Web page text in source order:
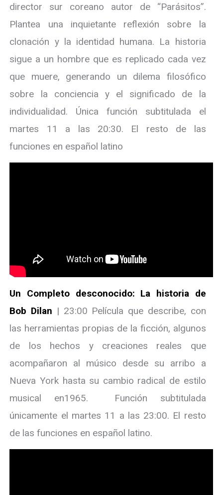
director sur coreano autor de “Parásitos”.
Plantea una inquietante reflexión sobre la
clonación y la identidad humana. La historia
sigue a un hombre que es replicado cada vez
que muere, generando un dilema filosófico
sobre la conciencia y el significado de la
individualidad. Única función subtitulada el
martes 11 a las 20:30. El resto de las
funciones en español latino
Un Completo desconocido: La historia de
Bob Dilan | 23:00 Película que describe, con
las herramientas propias de la ficción, algunos
de los hechos y creaciones reales que
acompañaron al músico desde su arribo a
Nueva York hasta su cambio radical de estilo
musical en1965. Función subtitulada
únicamente el martes 11 a las 23:00. El resto
de las funciones en español latino.